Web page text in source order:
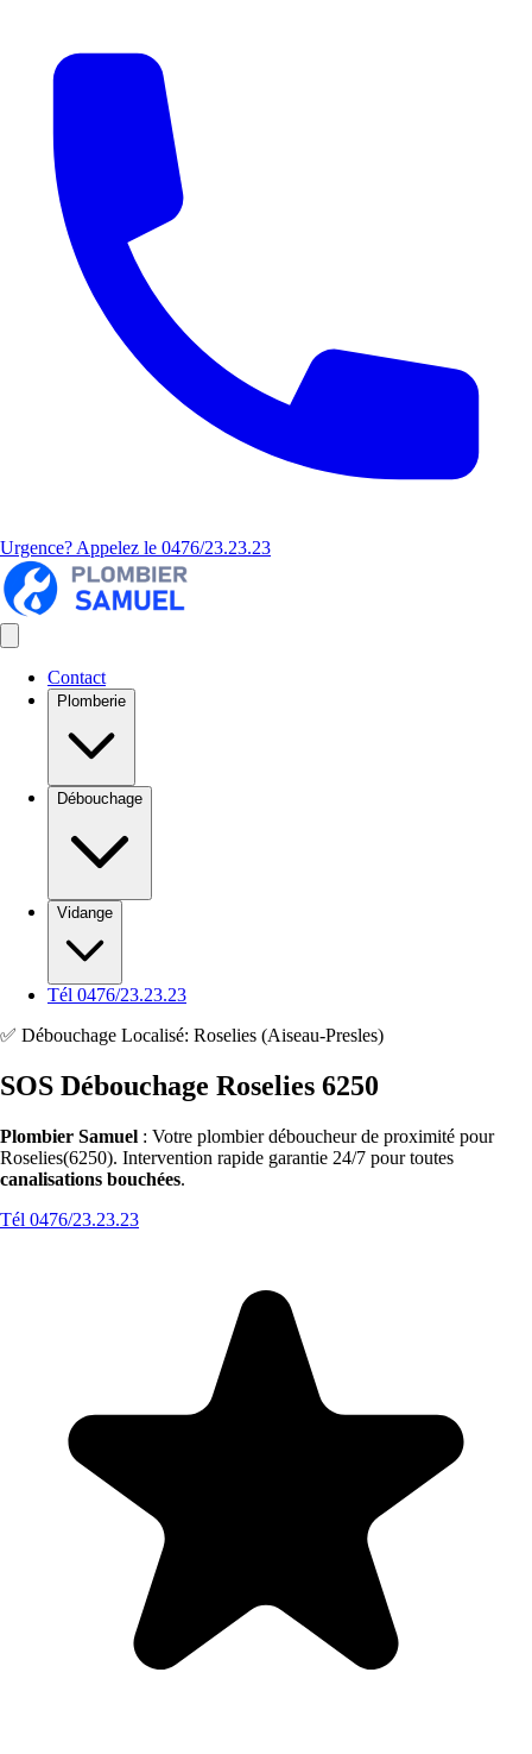
Urgence? Appelez le 0476/23.23.23
Contact
Plomberie
Débouchage
Vidange
Tél 0476/23.23.23
✅ Débouchage Localisé: Roselies (Aiseau-Presles)
SOS Débouchage Roselies 6250
Plombier Samuel : Votre plombier déboucheur de proximité pour
Roselies(6250). Intervention rapide garantie 24/7 pour toutes
canalisations bouchées.
Tél 0476/23.23.23